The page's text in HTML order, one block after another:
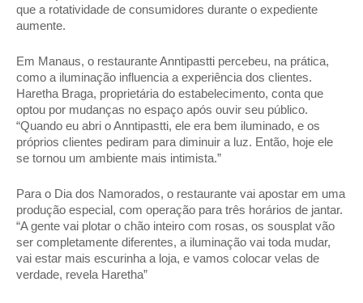
que a rotatividade de consumidores durante o expediente
aumente.
Em Manaus, o restaurante Anntipastti percebeu, na prática,
como a iluminação influencia a experiência dos clientes.
Haretha Braga, proprietária do estabelecimento, conta que
optou por mudanças no espaço após ouvir seu público.
“Quando eu abri o Anntipastti, ele era bem iluminado, e os
próprios clientes pediram para diminuir a luz. Então, hoje ele
se tornou um ambiente mais intimista.”
Para o Dia dos Namorados, o restaurante vai apostar em uma
produção especial, com operação para três horários de jantar.
“A gente vai plotar o chão inteiro com rosas, os sousplat vão
ser completamente diferentes, a iluminação vai toda mudar,
vai estar mais escurinha a loja, e vamos colocar velas de
verdade, revela Haretha”